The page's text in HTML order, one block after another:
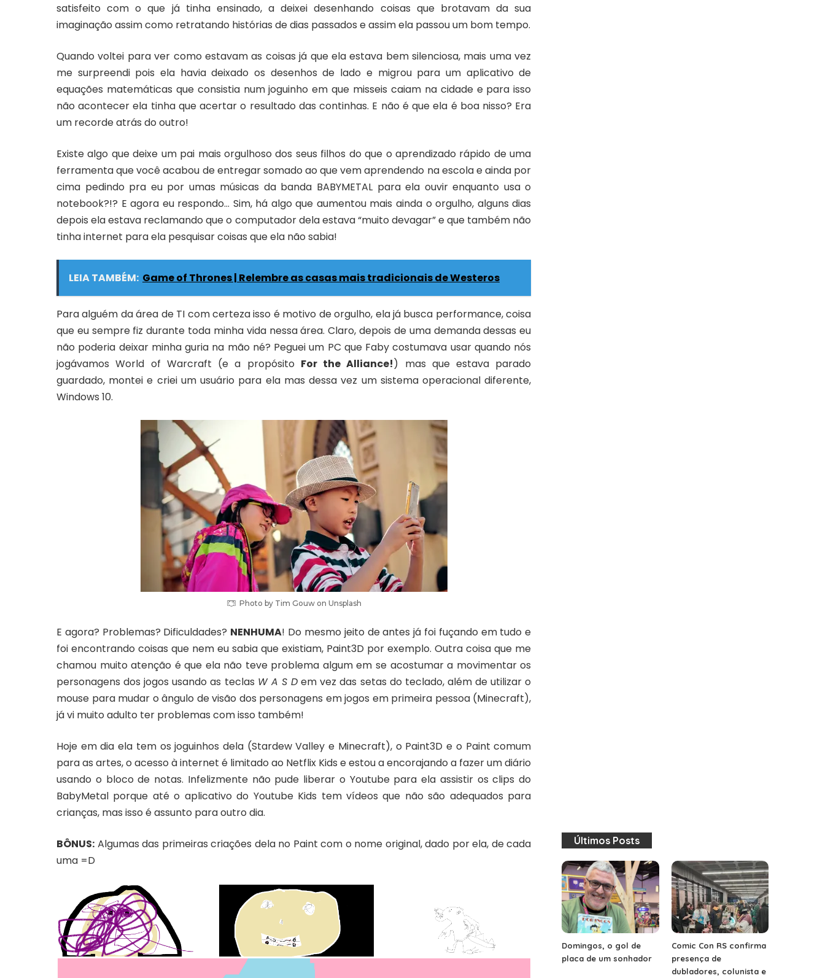
satisfeito com o que já tinha ensinado, a deixei desenhando coisas que brotavam da sua
imaginação assim como retratando histórias de dias passados e assim ela passou um bom tempo.
Quando voltei para ver como estavam as coisas já que ela estava bem silenciosa, mais uma vez
me surpreendi pois ela havia deixado os desenhos de lado e migrou para um aplicativo de
equações matemáticas que consistia num joguinho em que misseis caiam na cidade e para isso
não acontecer ela tinha que acertar o resultado das continhas. E não é que ela é boa nisso? Era
um recorde atrás do outro!
Existe algo que deixe um pai mais orgulhoso dos seus filhos do que o aprendizado rápido de uma
ferramenta que você acabou de entregar somado ao que vem aprendendo na escola e ainda por
cima pedindo pra eu por umas músicas da banda BABYMETALpara ela ouvir enquanto usa o
notebook?!? E agora eu respondo… Sim, há algo que aumentou mais ainda o orgulho, alguns dias
depois ela estava reclamando que o computador dela estava “muito devagar” e que também não
tinha internet para ela pesquisar coisas que ela não sabia!
LEIA TAMBÉM: Game of Thrones | Relembre as casas mais tradicionais de Westeros
Para alguém da área de TI com certeza isso é motivo de orgulho, ela já busca performance, coisa
que eu sempre fiz durante toda minha vida nessa área. Claro, depois de uma demanda dessas eu
não poderia deixar minha guria na mão né? Peguei um PC que Faby costumava usar quando nós
jogávamosWorld of Warcraft (e a propósito For the Alliance!) mas que estava parado
guardado, montei e criei um usuário para ela mas dessa vez um sistema operacional diferente,
Windows 10.
Photo by Tim Gouwon Unsplash
E agora? Problemas? Dificuldades? NENHUMA! Do mesmo jeito de antes já foi fuçando em tudo e
foi encontrando coisas que nem eu sabia que existiam, Paint3D por exemplo. Outra coisa que me
chamou muito atenção é que ela não teve problema algum em se acostumar a movimentar os
personagens dos jogos usando as teclas W A S D em vez das setas do teclado, além de utilizar o
mouse para mudar o ângulo de visão dos personagens em jogos em primeira pessoa (Minecraft),
já vi muito adulto ter problemas com isso também!
Hoje em dia ela tem os joguinhos dela (Stardew Valley e Minecraft), o Paint3D e o Paint comum
para as artes, o acesso à internet é limitado ao Netflix Kids e estou a encorajando a fazer um diário
usando o bloco de notas. Infelizmente não pude liberar o Youtube para ela assistir os clips do
BabyMetal porque até o aplicativo do Youtube Kids tem vídeos que não são adequados para
crianças, mas isso é assunto para outro dia.
BÔNUS: Algumas das primeiras criações dela no Paint com o nome original, dado por ela, de cada
uma =D
Últimos Posts
Domingos, o gol de
placa de um sonhador
Comic Con RS confirma
presença de
dubladores, colunista e